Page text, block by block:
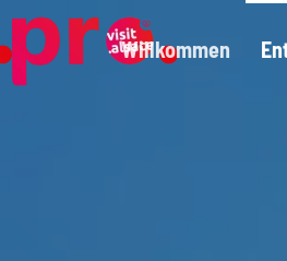
Willkommen